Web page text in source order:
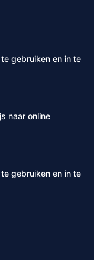
gebruiken en in te
naar online
gebruiken en in te